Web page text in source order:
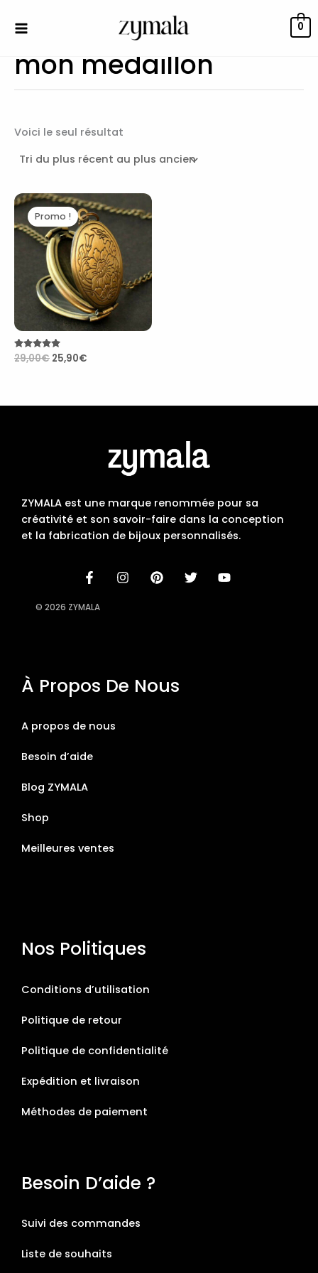
0
mon medaillon
Voici le seul résultat
Promo !
Note
4.84
29,00€
Le
prix
initial
était :
29,00€.
25,90€
Le
prix
actuel
est :
25,90€.
ZYMALA est une marque renommée pour sa
créativité et son savoir-faire dans la conception
et la fabrication de bijoux personnalisés.
© 2026 ZYMALA
À Propos De Nous
A propos de nous
Besoin d’aide
Blog ZYMALA
Shop
Meilleures ventes
Nos Politiques
Conditions d’utilisation
Politique de retour
Politique de confidentialité
Expédition et livraison
Méthodes de paiement
Besoin D’aide ?
Suivi des commandes
Liste de souhaits